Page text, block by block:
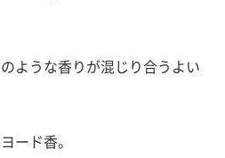
ような香りが混じり合うよい
ード香。